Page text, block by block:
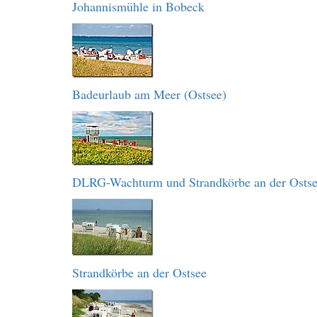
Johannismühle in Bobeck
Badeurlaub am Meer (Ostsee)
DLRG-Wachturm und Strandkörbe an der
Strandkörbe an der Ostsee